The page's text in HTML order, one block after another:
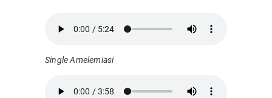
Single Amelemiasi